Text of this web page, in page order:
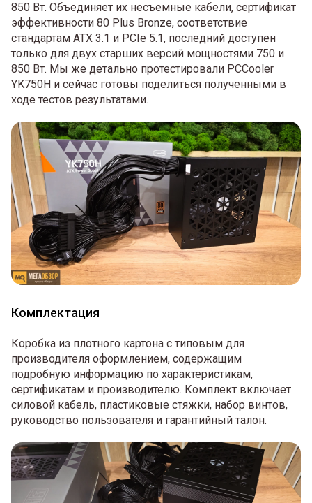
850 Вт. Объединяет их несъемные кабели, сертификат
эффективности 80 Plus Bronze, соответствие
стандартам ATX 3.1 и PCIe 5.1, последний доступен
только для двух старших версий мощностями 750 и
850 Вт. Мы же детально протестировали PCCooler
YK750H и сейчас готовы поделиться полученными в
ходе тестов результатами.
Комплектация
Коробка из плотного картона с типовым для
производителя оформлением, содержащим
подробную информацию по характеристикам,
сертификатам и производителю. Комплект включает
силовой кабель, пластиковые стяжки, набор винтов,
руководство пользователя и гарантийный талон.